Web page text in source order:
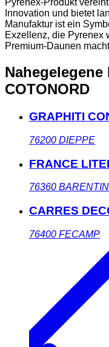
Pyrenex-Produkt
Innovation und bietet
Manufaktur ist ein
Exzellenz, die Pyrenex
Premium-Daunen
COTONORD
GRAPHITI
76200 DIEPPE
FRANCE
76360 BARENTIN
CARRES
76400 FECAMP